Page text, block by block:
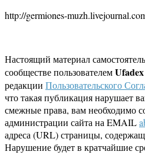
http://germiones-
Настоящий материал
сообществе пользователемUfadex
редакции Пользовательского
что такая публикация нарушает
смежные права, вам необходимо
администрации сайта на EMAIL
адреса (URL) страницы,
Нарушение будет в кратчайшие